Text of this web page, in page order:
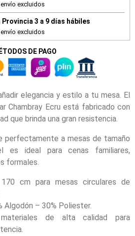
excluidos
Provincia 3 a 9 días hábiles
excluidos
DE PAGO
elegancia y estilo a tu mesa. El
Chambray Ecru está fabricado con
que brinda una gran resistencia.
perfectamente a mesas de tamaño
es ideal para cenas familiares,
formales.
170 cm para mesas circulares de
Algodón – 30% Poliester.
de alta calidad para